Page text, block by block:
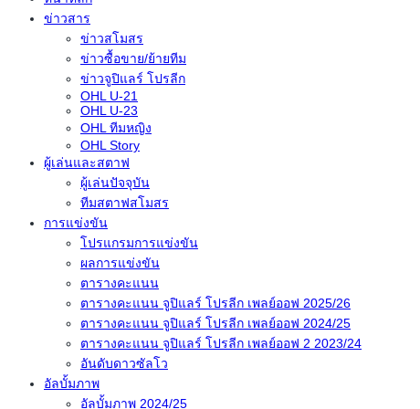
ข่าวสาร
ข่าวสโมสร
ข่าวซื้อขาย/ย้ายทีม
ข่าวจูปิแลร์ โปรลีก
OHL U-21
OHL U-23
OHL ทีมหญิง
OHL Story
ผู้เล่นและสตาฟ
ผู้เล่นปัจจุบัน
ทีมสตาฟสโมสร
การแข่งขัน
โปรแกรมการแข่งขัน
ผลการแข่งขัน
ตารางคะแนน
ตารางคะแนน จูปิแลร์ โปรลีก เพลย์ออฟ 2025/26
ตารางคะแนน จูปิแลร์ โปรลีก เพลย์ออฟ 2024/25
ตารางคะแนน จูปิแลร์ โปรลีก เพลย์ออฟ 2 2023/24
อันดับดาวซัลโว
อัลบั้มภาพ
อัลบั้มภาพ 2024/25